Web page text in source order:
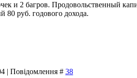
и 2 багров. Продовольственный
руб. годового дохода.
| Повідомлення # 38